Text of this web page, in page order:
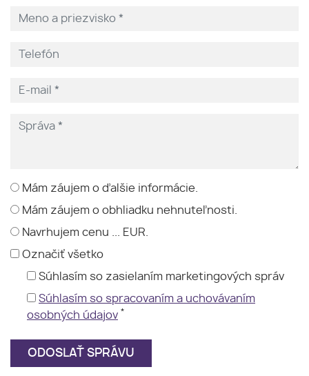
Mám záujem o ďalšie informácie.
Mám záujem o obhliadku nehnuteľnosti.
Navrhujem cenu ... EUR.
Označiť všetko
Súhlasím so zasielaním marketingových správ
Súhlasím so spracovaním a uchovávaním
osobných údajov *